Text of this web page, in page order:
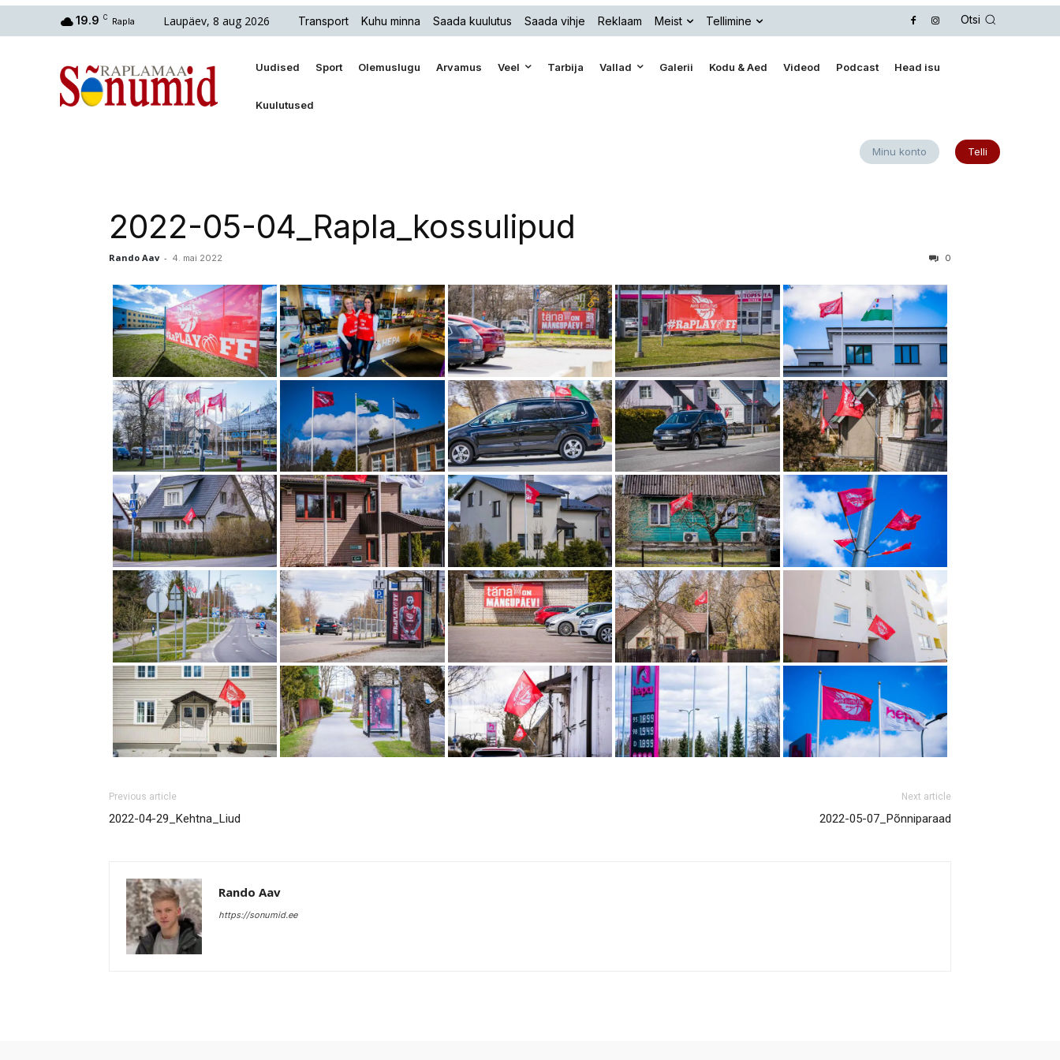
19.9 C Rapla Laupäev, 8 aug 2026 Transport Kuhu minna Saada kuulutus Saada vihje Reklaam Meist Tellimine Otsi
Uudised Sport Olemuslugu Arvamus Veel Tarbija Vallad Galerii Kodu & Aed Videod Podcast Head isu
Kuulutused
Minu konto Telli
2022-05-04_Rapla_kossulipud
Rando Aav - 4. mai 2022 0
Previous article
2022-04-29_Kehtna_Liud
Next article
2022-05-07_Põnniparaad
Rando Aav
https://sonumid.ee